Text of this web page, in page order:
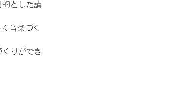
とした講
音楽づく
りができ